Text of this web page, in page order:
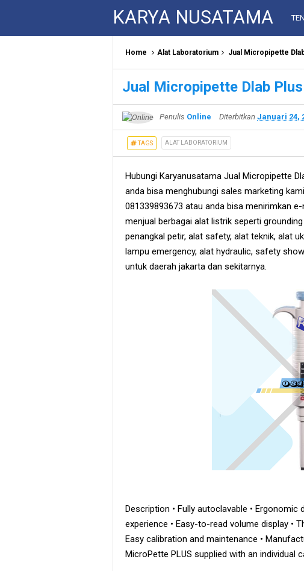
KARYA NUSATAMA
Home Alat Laboratorium Jual Micropipette
Jual Micropipette Dlab
Penulis Online Diterbitkan Januari 24,
TAGS ALAT LABORATORIUM
Hubungi Karyanusatama Jual Micropipette
anda bisa menghubungi sales marketing
081339893673 atau anda bisa menirimkan
menjual berbagai alat listrik seperti
penangkal petir, alat safety, alat teknik, alat
lampu emergency, alat hydraulic, safety
untuk daerah jakarta dan sekitarnya.
Description • Fully autoclavable •
experience • Easy-to-read volume display •
Easy calibration and maintenance •
MicroPette PLUS supplied with an individual